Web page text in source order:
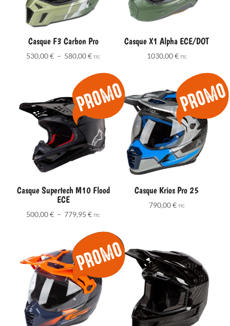
Casque F3 Carbon Pro
530,00€ – 580,00€Plage
prix :
530,00 €
à
580,00 €
TTC
Casque X1 Alpha ECE/DOT
1030,00€ TTC
Casque Supertech M10 Flood
ECE
500,00€ – 779,95€Plage
prix :
500,00 €
à
779,95 €
TTC
Casque Krios Pro 25
790,00€ TTC